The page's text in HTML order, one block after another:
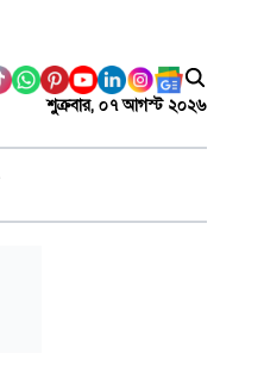
শুক্রবার, ০৭ আগস্ট ২০২৬